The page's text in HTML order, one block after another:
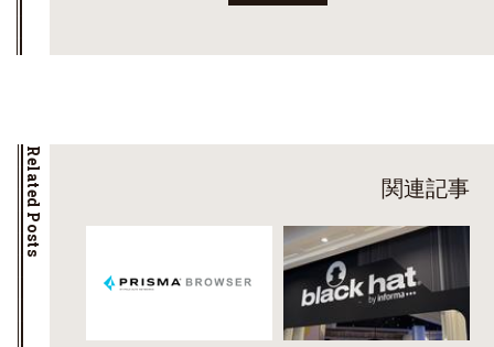
Related Posts 関連記事